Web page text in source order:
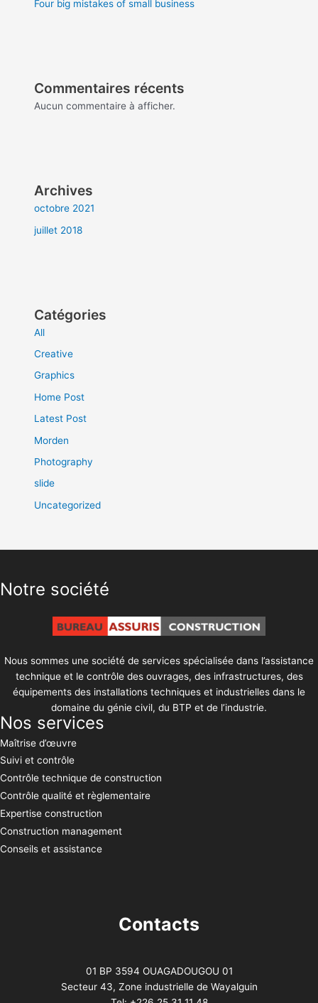
Four big mistakes of small business
Commentaires récents
Aucun commentaire à afficher.
Archives
octobre 2021
juillet 2018
Catégories
All
Creative
Graphics
Home Post
Latest Post
Morden
Photography
slide
Uncategorized
Notre société
Nous sommes une société de services spécialisée dans l’assistance
technique et le contrôle des ouvrages, des infrastructures, des
équipements des installations techniques et industrielles dans le
domaine du génie civil, du BTP et de l’industrie.
Nos services
Maîtrise d’œuvre
Suivi et contrôle
Contrôle technique de construction
Contrôle qualité et règlementaire
Expertise construction
Construction management
Conseils et assistance
Contacts
01 BP 3594 OUAGADOUGOU 01
Secteur 43, Zone industrielle de Wayalguin